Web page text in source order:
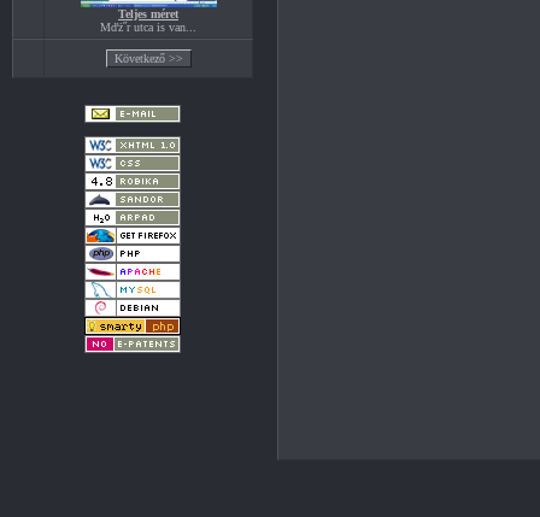
Teljes méret
Mďż˝r utca is van...